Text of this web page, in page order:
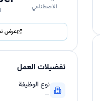
الاصطناعي
عرض
تفضيلات العمل
نوع الوظيفة
—